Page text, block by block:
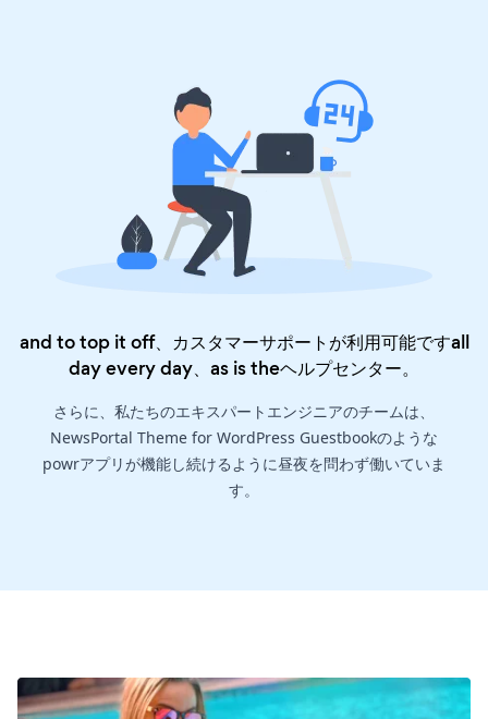
and to top it off、カスタマーサポートが利用可能ですall
day every day、as is theヘルプセンター。
さらに、私たちのエキスパートエンジニアのチームは、
NewsPortal Theme for WordPress Guestbookのような
powrアプリが機能し続けるように昼夜を問わず働いていま
す。